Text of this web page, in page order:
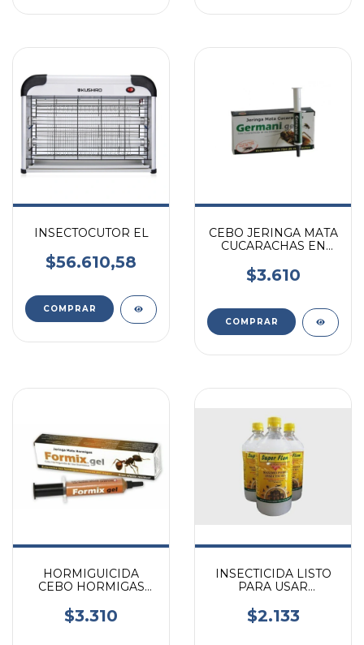
INSECTOCUTOR EL
$56.610,58
CEBO JERINGA MATA
CUCARACHAS EN
$3.610
HORMIGUICIDA
CEBO HORMIGAS
$3.310
INSECTICIDA LISTO
PARA USAR
UNIDAD
$2.133